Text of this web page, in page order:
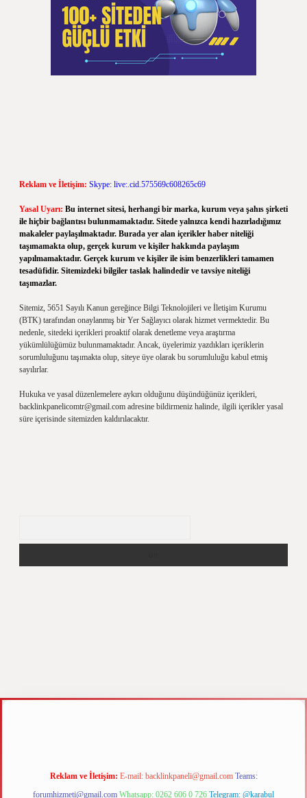
Reklam ve İletişim: Skype: live:.cid.575569c608265c69
Yasal Uyarı: Bu internet sitesi, herhangi bir marka, kurum veya şahıs şirketi
ile hiçbir bağlantısı bulunmamaktadır. Sitede yalnızca kendi hazırladığımız
makaleler paylaşılmaktadır. Burada yer alan içerikler haber niteliği
taşımamakta olup, gerçek kurum ve kişiler hakkında paylaşım
yapılmamaktadır. Gerçek kurum ve kişiler ile isim benzerlikleri tamamen
tesadüfidir. Sitemizdeki bilgiler taslak halindedir ve tavsiye niteliği
taşımazlar.
Sitemiz, 5651 Sayılı Kanun gereğince Bilgi Teknolojileri ve İletişim Kurumu
(BTK) tarafından onaylanmış bir Yer Sağlayıcı olarak hizmet vermektedir. Bu
nedenle, sitedeki içerikleri proaktif olarak denetleme veya araştırma
yükümlülüğümüz bulunmamaktadır. Ancak, üyelerimiz yazdıkları içeriklerin
sorumluluğunu taşımakta olup, siteye üye olarak bu sorumluluğu kabul etmiş
sayılırlar.
Hukuka ve yasal düzenlemelere aykırı olduğunu düşündüğünüz içerikleri,
backlinkpanelicomtr@gmail.com adresine bildirmeniz halinde, ilgili içerikler yasal
süre içerisinde sitemizden kaldırılacaktır.
m elexbet
Reklam ve İletişim: E-mail: backlinkpaneli@gmail.com Teams:
forumhizmeti@gmail.com Whatsapp: 0262 606 0 726 Telegram: @karabul